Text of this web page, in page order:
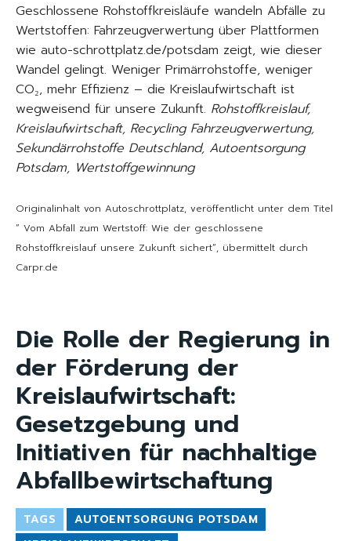
Geschlossene Rohstoffkreisläufe wandeln Abfälle zu
Wertstoffen: Fahrzeugverwertung über Plattformen
wie auto-schrottplatz.de/potsdam zeigt, wie dieser
Wandel gelingt. Weniger Primärrohstoffe, weniger
CO₂, mehr Effizienz – die Kreislaufwirtschaft ist
wegweisend für unsere Zukunft. Rohstoffkreislauf,
Kreislaufwirtschaft, Recycling Fahrzeugverwertung,
Sekundärrohstoffe Deutschland, Autoentsorgung
Potsdam, Wertstoffgewinnung
Originalinhalt von Autoschrottplatz, veröffentlicht unter dem Titel
“ Vom Abfall zum Wertstoff: Wie der geschlossene
Rohstoffkreislauf unsere Zukunft sichert“, übermittelt durch
Carpr.de
Die Rolle der Regierung in
der Förderung der
Kreislaufwirtschaft:
Gesetzgebung und
Initiativen für nachhaltige
Abfallbewirtschaftung
TAGS
AUTOENTSORGUNG POTSDAM